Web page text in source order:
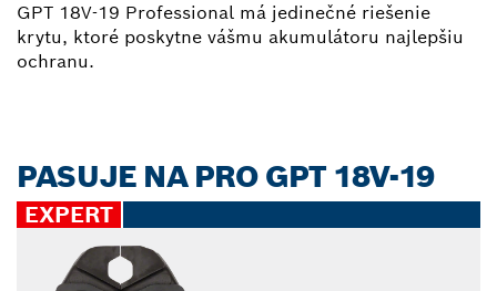
GPT 18V-19 Professional má jedinečné riešenie
krytu, ktoré poskytne vášmu akumulátoru najlepšiu
ochranu.
PASUJE NA PRO GPT 18V-19
EXPERT